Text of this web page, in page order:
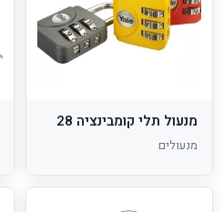
מנעול תלי קומבינציה 28
מנעולים